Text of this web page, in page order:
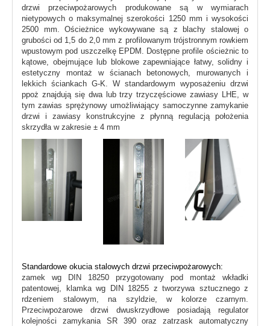
drzwi przeciwpożarowych produkowane są w wymiarach
nietypowych o maksymalnej szerokości 1250 mm i wysokości
2500 mm. Ościeżnice wykowywane są z blachy stalowej o
grubości od 1,5 do 2,0 mm z profilowanym trójstronnym rowkiem
wpustowym pod uszczelkę EPDM. Dostępne profile ościeżnic to
kątowe, obejmujące lub blokowe zapewniające łatwy, solidny i
estetyczny montaż w ścianach betonowych, murowanych i
lekkich ściankach G-K. W standardowym wyposażeniu drzwi
ppoż znajdują się dwa lub trzy trzyczęściowe zawiasy LHE, w
tym zawias sprężynowy umożliwiający samoczynne zamykanie
drzwi i zawiasy konstrukcyjne z płynną regulacją położenia
skrzydła w zakresie ± 4 mm
Standardowe okucia stalowych drzwi przeciwpożarowych:
zamek wg DIN 18250 przygotowany pod montaż wkładki
patentowej, klamka wg DIN 18255 z tworzywa sztucznego z
rdzeniem stalowym, na szyldzie, w kolorze czarnym.
Przeciwpożarowe drzwi dwuskrzydłowe posiadają regulator
kolejności zamykania SR 390 oraz zatrzask automatyczny